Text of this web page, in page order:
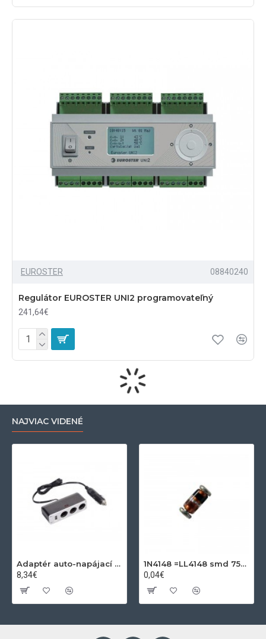
EUROSTER 08840240
Regulátor EUROSTER UNI2 programovateľný
241,64€
NAJVIAC VIDENÉ
Adaptér auto-napájací 1xkon./3x zdierka- 12/24V, USB 1000mA
8,34€
1N4148 =LL4148 smd 75V,0.15A SOD80C
0,04€